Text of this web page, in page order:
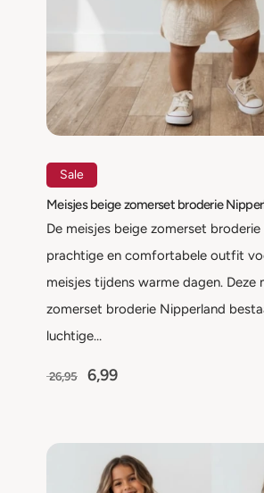
Sale
De meisjes beige zomerset
prachtige en comfortabele outfit
meisjes tijdens warme dagen. Deze
zomerset broderie Nipperland
luchtige…
26,95 6,99